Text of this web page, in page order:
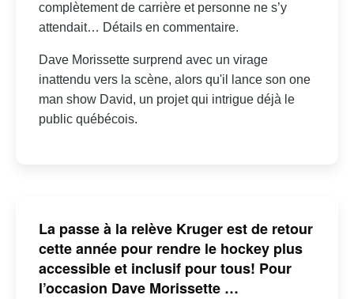
complètement de carrière et personne ne s’y
attendait… Détails en commentaire.
Dave Morissette surprend avec un virage
inattendu vers la scène, alors qu'il lance son one
man show David, un projet qui intrigue déjà le
public québécois.
La passe à la relève Kruger est de retour
cette année pour rendre le hockey plus
accessible et inclusif pour tous! Pour
l’occasion Dave Morissette …